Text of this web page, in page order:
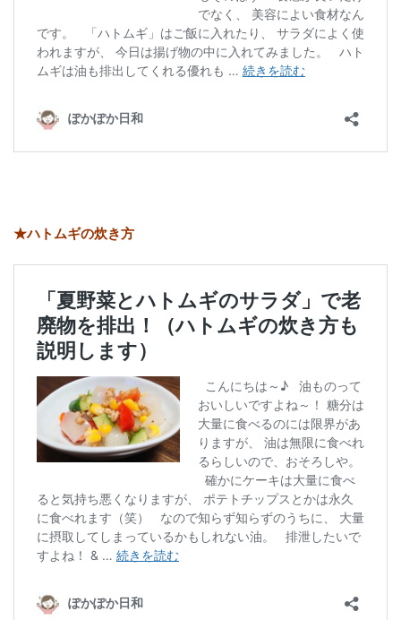
★ハトムギの炊き方